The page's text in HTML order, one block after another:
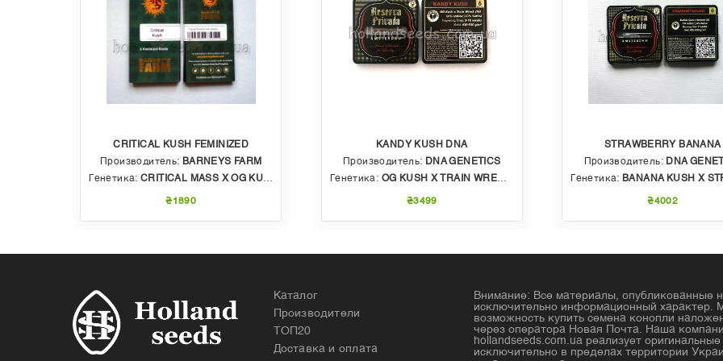
CRITICAL KUSH FEMINIZED
Производитель: BARNEYS FARM
Генетика:CRITICAL MASS X OG KUSH
₴1890
KANDY KUSH DNA
Производитель: DNA GENETICS
Генетика: OG KUSH X TRAIN WRECK (T4)
₴3499
STRAWBERRY BANANA
Производитель: DNA
Генетика: BANANA KUSH X STRAWBERRY PHENO OF
₴4002
Каталог
Производители
ТОП20
Доставка и оплата
Внимание: Все материалы, опубликованные
исключительно информационный характер.
возможность купить семена конопли
через оператора Новая Почта. Наша
hollandseeds.com.ua реализует
исключительно в пределах территории